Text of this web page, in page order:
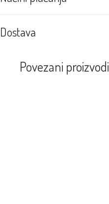
Dostava
Povezani proizvodi